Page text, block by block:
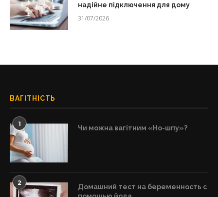
надійне підключення для дому
31/07/2026
ВАГІТНІСТЬ
1 Чи можна вагітним «Но-шпу»?
2
Домашний тест на беременность с